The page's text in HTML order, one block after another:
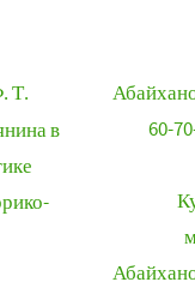
Т.
в
60-